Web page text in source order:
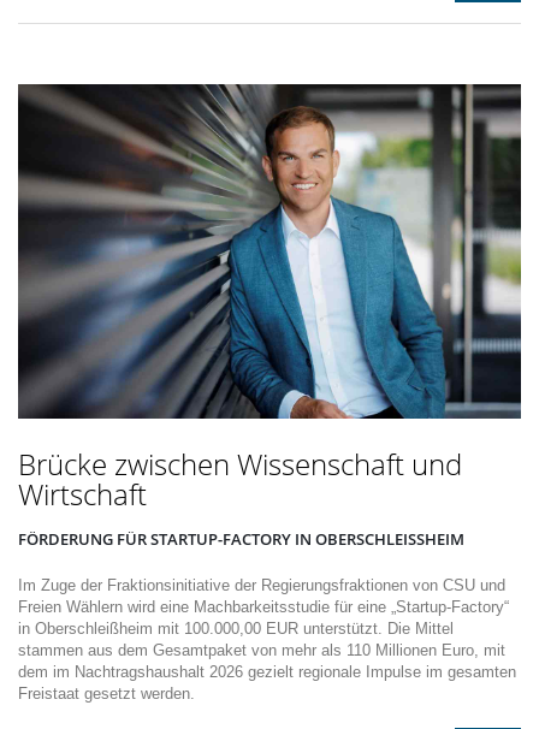
Brücke zwischen Wissenschaft und
Wirtschaft
FÖRDERUNG FÜR STARTUP-FACTORY IN OBERSCHLEISSHEIM
Im Zuge der Fraktionsinitiative der Regierungsfraktionen von CSU und
Freien Wählern wird eine Machbarkeitsstudie für eine „Startup-Factory“
in Oberschleißheim mit 100.000,00 EUR unterstützt. Die Mittel
stammen aus dem Gesamtpaket von mehr als 110 Millionen Euro, mit
dem im Nachtragshaushalt 2026 gezielt regionale Impulse im gesamten
Freistaat gesetzt werden.